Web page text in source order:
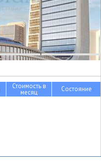
Стоимость в
месяц Состояние